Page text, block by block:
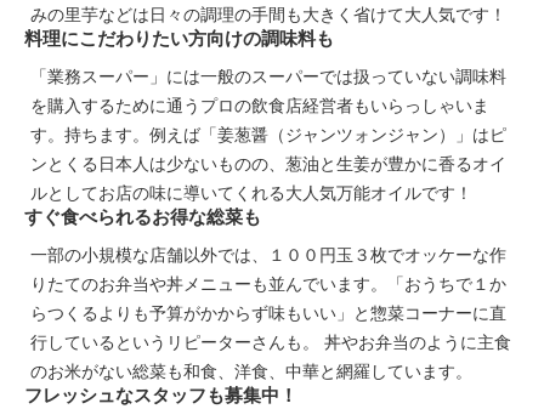
みの里芋などは日々の調理の手間も大きく省けて大人気です！
料理にこだわりたい方向けの調味料も
「業務スーパー」には一般のスーパーでは扱っていない調味料
を購入するために通うプロの飲食店経営者もいらっしゃいま
す。持ちます。例えば「姜葱醤（ジャンツォンジャン）」はピ
ンとくる日本人は少ないものの、葱油と生姜が豊かに香るオイ
ルとしてお店の味に導いてくれる大人気万能オイルです！
すぐ食べられるお得な総菜も
一部の小規模な店舗以外では、１００円玉３枚でオッケーな作
りたてのお弁当や丼メニューも並んでいます。「おうちで１か
らつくるよりも予算がかからず味もいい」と惣菜コーナーに直
行しているというリピーターさんも。 丼やお弁当のように主食
のお米がない総菜も和食、洋食、中華と網羅しています。
フレッシュなスタッフも募集中！